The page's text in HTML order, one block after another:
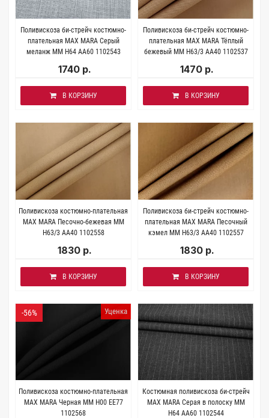
Поливискоза би-стрейч костюмно-
плательная MAX MARA Серый
меланж MM H64 AA60 1102543
1740 р.
В КОРЗИНУ
Поливискоза би-стрейч костюмно-
плательная MAX MARA Тёплый
бежевый MM H63/3 AA40 1102537
1470 р.
В КОРЗИНУ
Поливискоза костюмно-плательная
MAX MARA Песочно-бежевая MM
H63/3 AA40 1102558
1830 р.
В КОРЗИНУ
Поливискоза би-стрейч костюмно-
плательная MAX MARA Песочный
кэмел MM H63/3 AA40 1102557
1830 р.
В КОРЗИНУ
Уценка
-56%
Поливискоза костюмно-плательная
MAX MARA Черная MM H00 EE77
1102568
Костюмная поливискоза би-стрейч
MAX MARA Серая в полоску MM
H64 AA60 1102544